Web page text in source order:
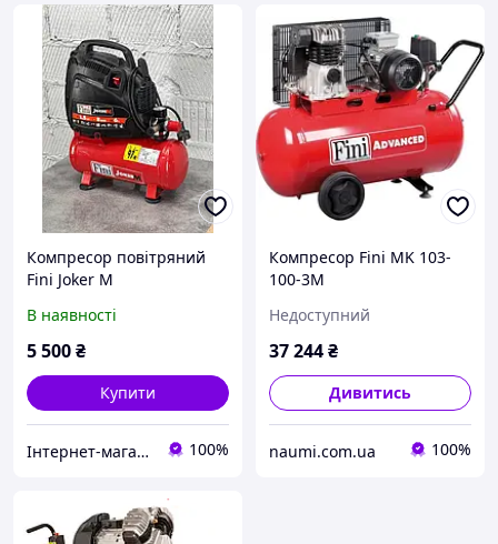
Компресор повітряний
Fini Joker M
В наявності
5 500₴
Купити
Інтернет-магазин Євро товар Б/У техніка 100%
Компресор Fini MK 103-
100-3M
Недоступний
37 244₴
Дивитись
naumi.com.ua 100%